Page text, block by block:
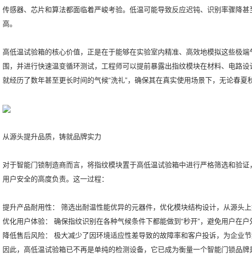
传感器、芯片和算法都面临着严峻考验。低温可能导致反应迟钝、识别率骤降
高。
高低温试验箱的核心价值，正是在于能够在实验室内精准、高效地模拟这些极
围，并进行快速温变循环测试，工程师可以提前暴露出指纹模块在材料、电路
就经历了数年甚至更长时间的气候“洗礼”，确保其在真实使用场景下，无论春夏
从源头提升品质，铸就品牌实力
对于智能门锁制造商而言，将指纹模块置于高低温试验箱中进行严格筛选和验
用户安全的高度负责。这一过程：
提升产品耐用性： 筛选出耐温性能优异的元器件，优化模块结构设计，从源头上
优化用户体验： 确保指纹识别在各种气候条件下都能做到“秒开”，避免用户在
降低售后风险： 极大减少了因环境适应性差导致的故障率和客户投诉，为企业
因此，高低温试验箱已不再是单纯的检测设备，它已成为衡量一个智能门锁品